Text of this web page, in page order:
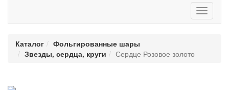
Панель
Каталог
Фольгированные шары
Звезды, сердца, круги
Сердце Розовое золото